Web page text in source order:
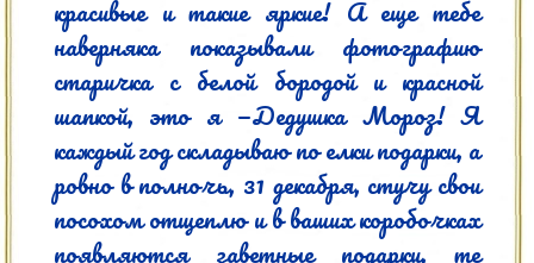
красивые и такие яркие! А еще тебе
наверняка показывали фотографию
старичка с белой бородой и красной
шапкой, это я —Дедушка Мороз! Я
каждый год складываю по елки подарки, а
ровно в полночь, 31 декабря, стучу свои
посохом отщеплю и в ваших коробочках
появляются заветные подарки, те